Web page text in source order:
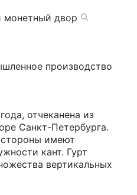
монетный двор
производство
отчеканена из
Санкт-Петербурга.
имеют
кант. Гурт
вертикальных